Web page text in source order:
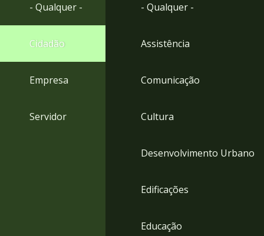
rodapé
- Qualquer -
Cidadão
Empresa
Servidor
- Qualquer -
Assistência
Comunicação
Cultura
Desenvolvimento Urbano
Edificações
Educação